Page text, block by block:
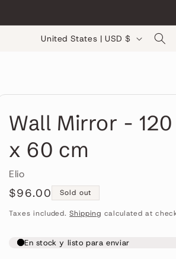
C
n
r
y
e
g
i
United States | USD $
Wall Mirror - 120
x 60 cm
Elio
Regular
price
$96.00 Sold out
Taxes included.Shipping calculated at